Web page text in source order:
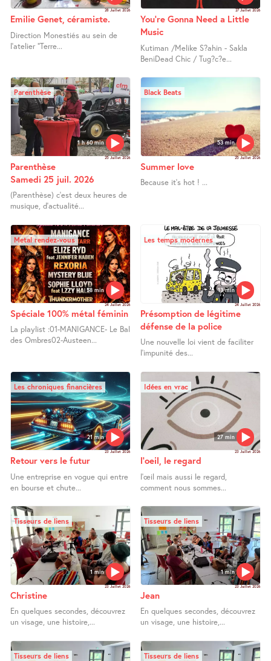
28 Juillet 2026
Emilie Genet, céramiste.
Direction Monestiés au sein de
l’atelier "Terre...
27 Juillet 2026
You’re Gonna Need a Little
Music
Kutiman /Melike S?ahin - Sakla
BeniDead Chic / Tug?c?e...
1 h 60 min
Parenthèse
25 Juillet 2026
Parenthèse
Samedi 25 juil. 2026
(Parenthèse) c’est deux heures de
musique, d’actualité...
53 min
Black Beats
25 Juillet 2026
Summer love
Because it’s hot ! ...
58 min
Metal rendez-vous
24 Juillet 2026
Spéciale 100% métal féminin
La playlist :01-MANIGANCE- Le Bal
des Ombres02-Austeen...
13 min
Les temps modernes
24 Juillet 2026
Présomption de légitime
défense de la police
Une nouvelle loi vient de faciliter
l’impunité des...
21 min
Les chroniques financières
23 Juillet 2026
Retour vers le futur
Une entreprise en vogue qui entre
en bourse et chute...
27 min
Idées en vrac
23 Juillet 2026
l’oeil, le regard
l’œil mais aussi le regard,
comment nous sommes...
1 min
Tisseurs de liens
23 Juillet 2026
Christine
En quelques secondes, découvrez
un visage, une histoire,...
1 min
Tisseurs de liens
23 Juillet 2026
Jean
En quelques secondes, découvrez
un visage, une histoire,...
Tisseurs de liens Tisseurs de liens